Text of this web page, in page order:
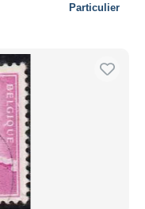
Particulier